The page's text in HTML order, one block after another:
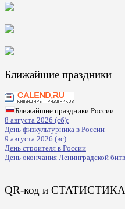
Ближайшие праздники
Ближайшие праздники России
8 августа 2026 (сб):
День физкультурника в России
9 августа 2026 (вс):
День строителя в России
День окончания Ленинградской
QR-код и СТАТИСТИКА